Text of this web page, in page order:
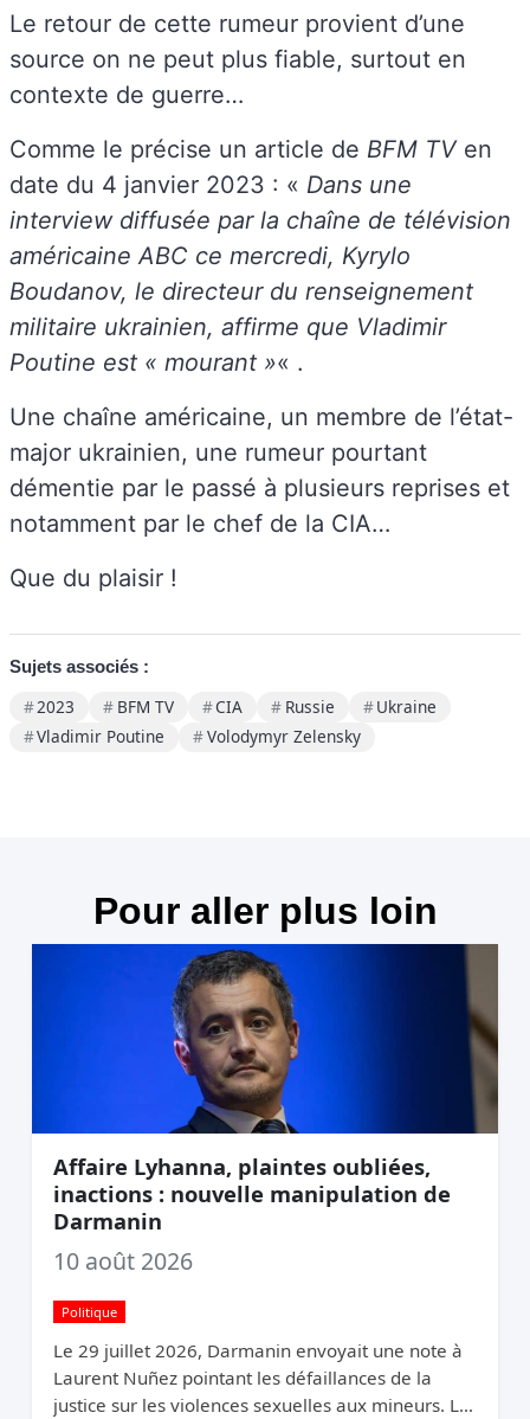
Le retour de cette rumeur provient d’une
source on ne peut plus fiable, surtout en
contexte de guerre…
Comme le précise un article de BFM TVen
date du 4 janvier 2023 : « Dans une
interview diffusée par la chaîne de télévision
américaine ABC ce mercredi, Kyrylo
Boudanov, le directeur du renseignement
militaire ukrainien, affirme que Vladimir
Poutine est « mourant »« .
Une chaîne américaine, un membre de l’état-
major ukrainien, une rumeur pourtant
démentie par le passé à plusieurs reprises et
notamment par le chef de la CIA…
Que du plaisir !
Sujets associés :
2023 BFM TV CIA Russie
Ukraine
Vladimir Poutine
Volodymyr Zelensky
Pour aller plus loin
Affaire Lyhanna, plaintes oubliées,
inactions : nouvelle manipulation de
Darmanin
10 août 2026
Politique
Le 29 juillet 2026, Darmanin envoyait une note à
Laurent Nuñez pointant les défaillances de la
justice sur les violences sexuelles aux mineurs. Le